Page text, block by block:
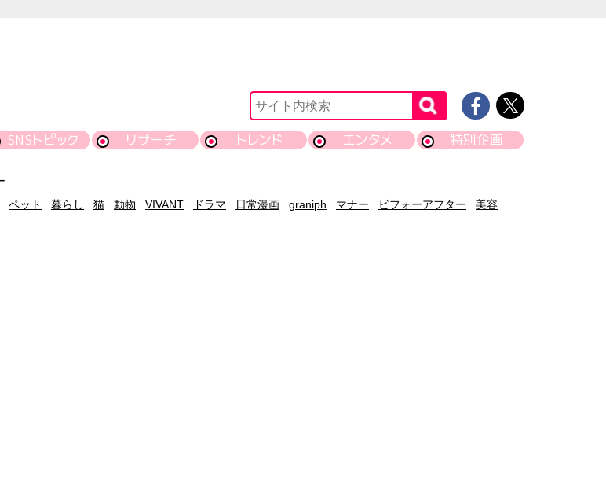
SNSトピック リサーチ トレンド エンタメ 特別企画
ペット 暮らし 猫 動物 VIVANT ドラマ 日常漫画 graniph マナー ビフォーアフター
美容